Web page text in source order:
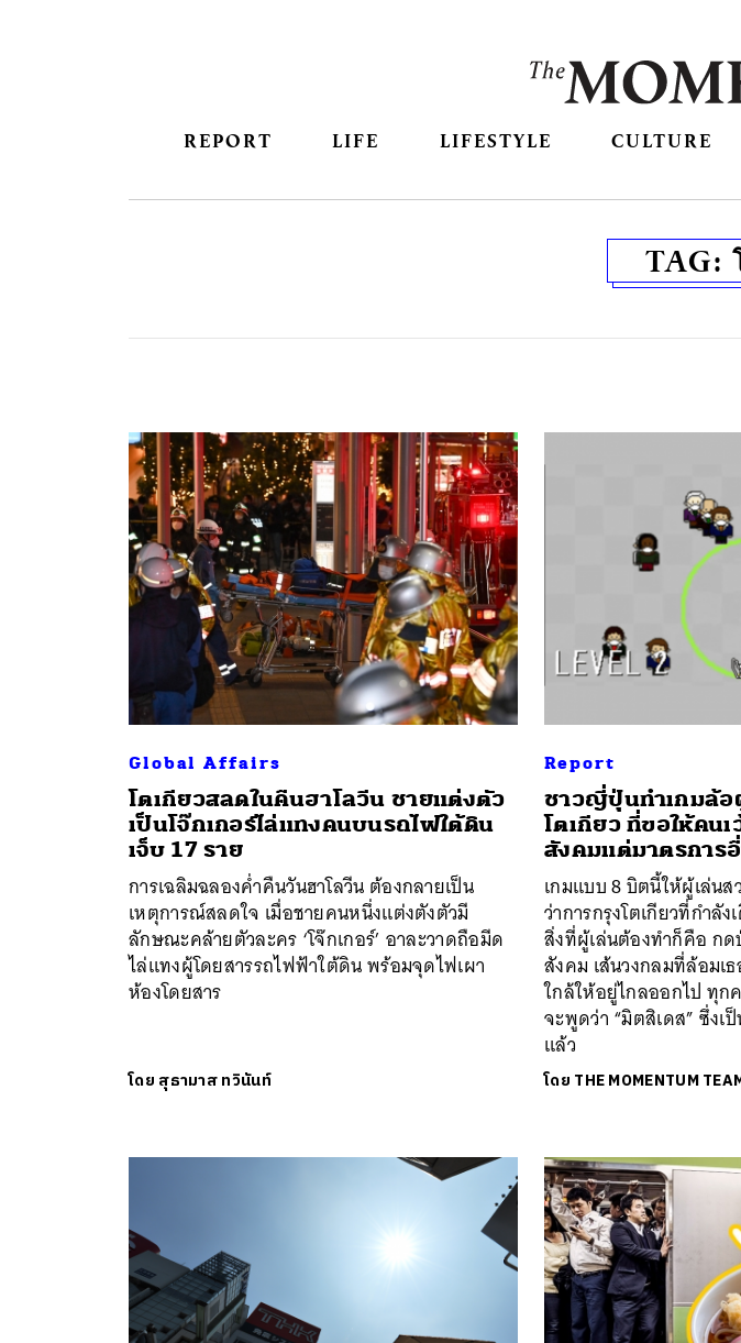
REPORT LIFE LIFESTYLE CULTURE
TAG:
Global Affairs
โตเกียวสลดในคืนฮาโลวีน ชายแต่งตัว
เป็นโจ๊กเกอร์ไล่แทงคนบนรถไฟใต้ดิน
เจ็บ 17 ราย
การเฉลิมฉลองค่ำคืนวันฮาโลวีน ต้องกลายเป็น
เหตุการณ์สลดใจ เมื่อชายคนหนึ่งแต่งตังตัวมี
ลักษณะคล้ายตัวละคร ‘โจ๊กเกอร์’ อาละวาดถือมีด
ไล่แทงผู้โดยสารรถไฟฟ้าใต้ดิน พร้อมจุดไฟเผา
ห้องโดยสาร
โดย สุธามาส ทวินันท์
Report
ชาวญี่ปุ่นทำเกมล้อ
โตเกียว ที่ขอให้คนเ
สังคมแต่มาตรการ
เกมแบบ 8 บิตนี้ให้ผู้เล่น
ว่าการกรุงโตเกียวที่กำลั
สิ่งที่ผู้เล่นต้องทำก็คือ กด
สังคม เส้นวงกลมที่ล้อมเ
ใกล้ให้อยู่ไกลออกไป ทุก
จะพูดว่า “มิตสิเดส” ซึ่งเ
แล้ว
โดย THE MOMENTUM